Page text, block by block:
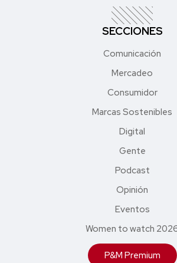
SECCIONES
Comunicación
Mercadeo
Consumidor
Marcas Sostenibles
Digital
Gente
Podcast
Opinión
Eventos
Women to watch
P&M Premium